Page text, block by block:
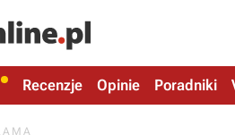
Recenzje Opinie Poradniki